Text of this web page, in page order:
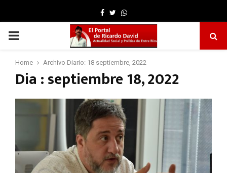
Facebook
TwitterWhatsapp
PRIMARY
MENU
Home Archivo Diario: 18 septiembre, 2022
Dia : septiembre 18, 2022